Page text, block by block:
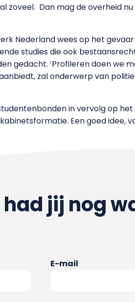
zoveel. Dan mag de overheid
Nederland wees op het
studies die ook
gedacht. ‘Profileren doen we
zal onderwerp van
in vervolg op
Een goed idee,
had jij nog
E-mail